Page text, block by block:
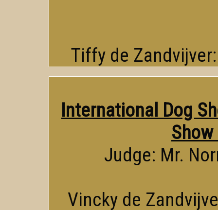
Tiffy de
International Dog
Judge: Mr.
Vincky de